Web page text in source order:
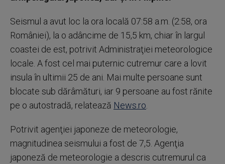
Seismul a avut loc la ora locală 07:58 a.m. (2:58, ora
României), la o adâncime de 15,5 km, chiar în largul
coastei de est, potrivit Administraţiei meteorologice
locale. A fost cel mai puternic cutremur care a lovit
insula în ultimii 25 de ani. Mai multe persoane sunt
blocate sub dărâmături, iar 9 persoane au fost rănite
pe o autostradă, relatează News.ro
Potrivit agenţiei japoneze de meteorologie,
magnitudinea seismului a fost de 7,5. Agenţia
japoneză de meteorologie a descris cutremurul ca